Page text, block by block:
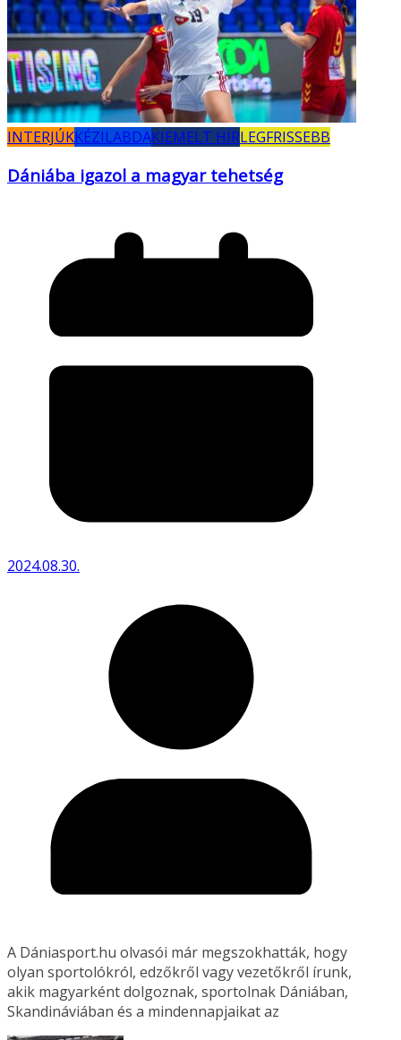
INTERJÚKKÉZILABDAKIEMELT HÍRLEGFRISSEBB
Dániába igazol a magyar tehetség
2024.08.30.
A Dániasport.hu olvasói már megszokhatták, hogy
olyan sportolókról, edzőkről vagy vezetőkről írunk,
akik magyarként dolgoznak, sportolnak Dániában,
Skandináviában és a mindennapjaikat az